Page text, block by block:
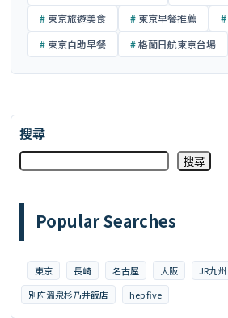
東京旅遊美食
東京早餐推薦
東京自助早餐
格蘭日航東京台場
搜尋
搜尋
Popular Searches
東京 長崎 名古屋 大阪 JR九州
別府溫泉杉乃井飯店
hep five